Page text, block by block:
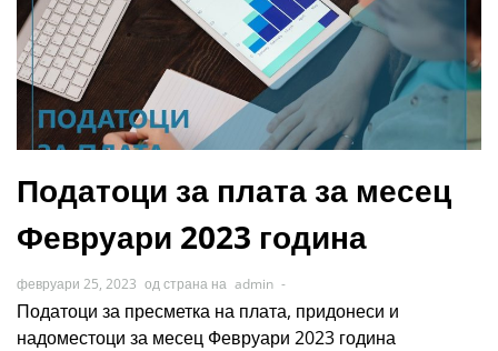
Податоци за плата за месец
Февруари 2023 година
февруари 25, 2023 од страна на admin -
Податоци за пресметка на плата, придонеси и
надоместоци за месец Февруари 2023 година